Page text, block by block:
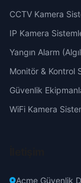
Gaziantep
Hakkari
CCTV Kamera
IP Kamera
Yangın Alarm
Monitör & Kontrol
Güvenlik
WiFi Kamera
Acme Güvenlik